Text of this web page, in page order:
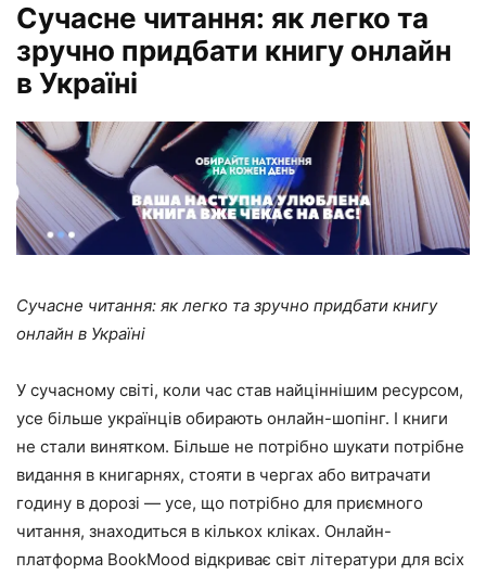
Сучасне читання: як легко та
зручно придбати книгу онлайн
в Україні
Сучасне читання: як легко та зручно придбати книгу
онлайн в Україні
У сучасному світі, коли час став найціннішим ресурсом,
усе більше українців обирають онлайн-шопінг. І книги
не стали винятком. Більше не потрібно шукати потрібне
видання в книгарнях, стояти в чергах або витрачати
годину в дорозі — усе, що потрібно для приємного
читання, знаходиться в кількох кліках. Онлайн-
платформа BookMood відкриває світ літератури для всіх